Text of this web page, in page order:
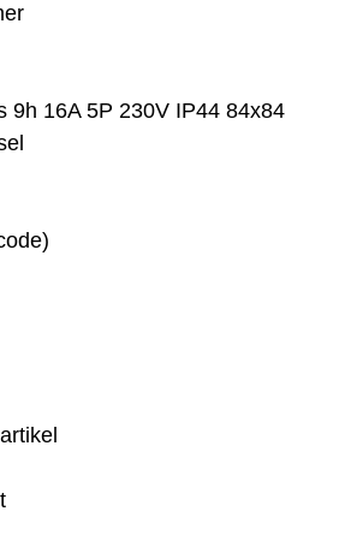
9h 16A 5P 230V IP44 84x84